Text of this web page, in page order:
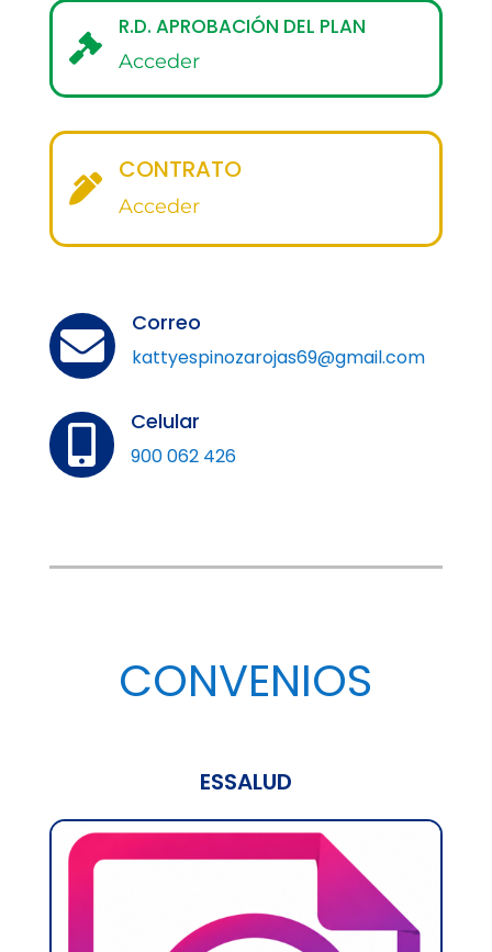

R.D. APROBACIÓN DEL PLAN
Acceder

CONTRATO
Acceder

Correo
kattyespinozarojas69@gmail.com

Celular
900 062 426
CONVENIOS
ESSALUD